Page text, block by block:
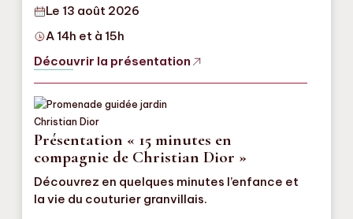
Le 13 août 2026
A 14h et à 15h
Découvrir la présentation
Présentation « 15 minutes en
compagnie de Christian Dior »
Découvrez en quelques minutes l’enfance et
la vie du couturier granvillais.